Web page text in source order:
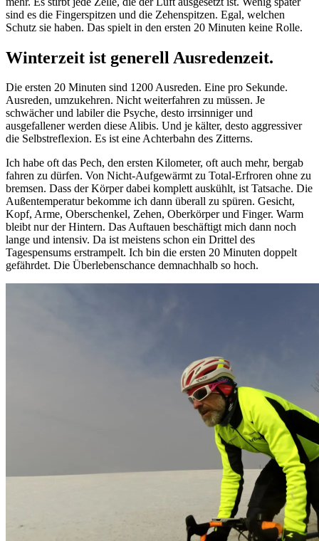
sind es die Fingerspitzen und die Zehenspitzen. Egal, welchen
Schutz sie haben. Das spielt in den ersten 20 Minuten keine Rolle.
Winterzeit ist generell Ausredenzeit.
Die ersten 20 Minuten sind 1200 Ausreden. Eine pro Sekunde.
Ausreden, umzukehren. Nicht weiterfahren zu müssen. Je
schwächer und labiler die Psyche, desto irrsinniger und
ausgefallener werden diese Alibis. Und je kälter, desto aggressiver
die Selbstreflexion. Es ist eine Achterbahn des Zitterns.
Ich habe oft das Pech, den ersten Kilometer, oft auch mehr, bergab
fahren zu dürfen. Von Nicht-Aufgewärmt zu Total-Erfroren ohne zu
bremsen. Dass der Körper dabei komplett auskühlt, ist Tatsache. Die
Außentemperatur bekomme ich dann überall zu spüren. Gesicht,
Kopf, Arme, Oberschenkel, Zehen, Oberkörper und Finger. Warm
bleibt nur der Hintern. Das Auftauen beschäftigt mich dann noch
lange und intensiv. Da ist meistens schon ein Drittel des
Tagespensums erstrampelt. Ich bin die ersten 20 Minuten doppelt
gefährdet. Die Überlebenschance demnachhalb so hoch.